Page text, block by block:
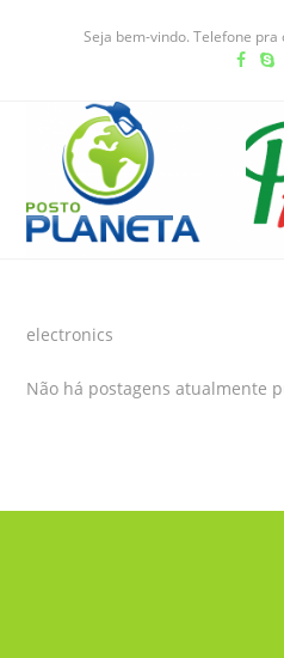
Seja bem-vindo. Telefone
electronics
Não há postagens atualmente